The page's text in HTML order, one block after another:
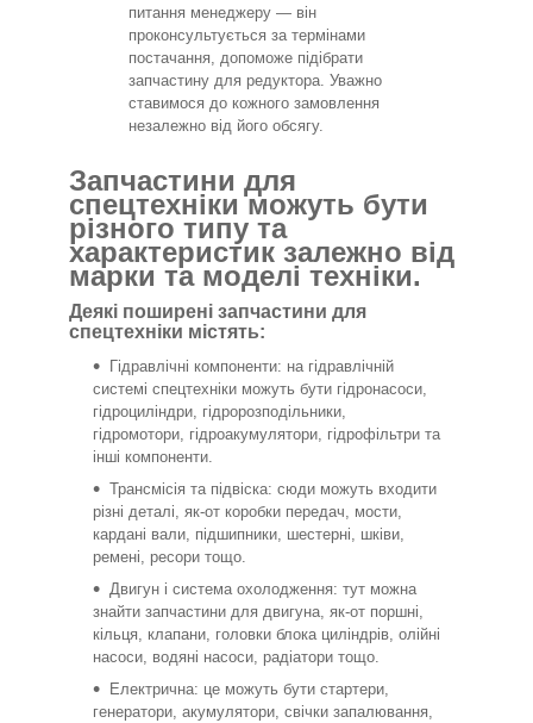
питання менеджеру — він
проконсультується за термінами
постачання, допоможе підібрати
запчастину для редуктора. Уважно
ставимося до кожного замовлення
незалежно від його обсягу.
Запчастини для
спецтехніки можуть бути
різного типу та
характеристик залежно від
марки та моделі техніки.
Деякі поширені запчастини для
спецтехніки містять:
Гідравлічні компоненти: на гідравлічній
системі спецтехніки можуть бути гідронасоси,
гідроциліндри, гідророзподільники,
гідромотори, гідроакумулятори, гідрофільтри та
інші компоненти.
Трансмісія та підвіска: сюди можуть входити
різні деталі, як-от коробки передач, мости,
кардані вали, підшипники, шестерні, шківи,
ремені, ресори тощо.
Двигун і система охолодження: тут можна
знайти запчастини для двигуна, як-от поршні,
кільця, клапани, головки блока циліндрів, олійні
насоси, водяні насоси, радіатори тощо.
Електрична: це можуть бути стартери,
генератори, акумулятори, свічки запалювання,